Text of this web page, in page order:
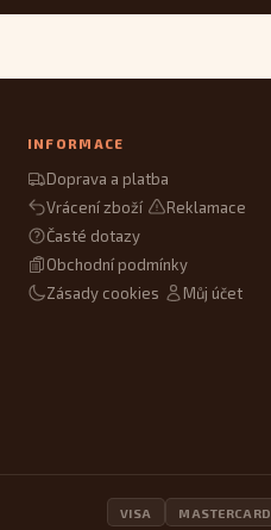
INFORMACE
Doprava a platba
Vrácení zboží
Reklamace
Časté dotazy
Obchodní podmínky
Zásady cookies
Můj účet
VISA MASTERCARD